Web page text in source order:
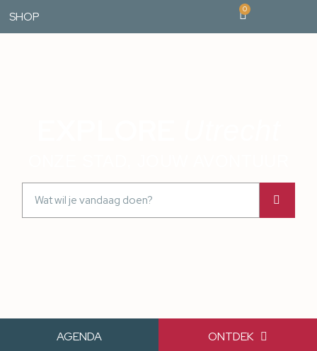
SHOP
0
AGENDA ONTDEK